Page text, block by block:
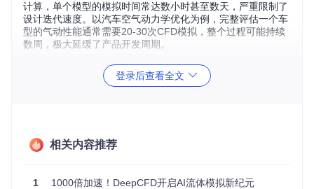
计算，单个模型的模拟时间常达数小时甚至数天，严重限制了
设计迭代速度。以汽车空气动力学优化为例，完整评估一个车
型的气动性能通常需要20-30次CFD模拟，整个过程可能持续
数周，极大延缓了产品开发周期。
多物理场耦合的复杂性
流体流动涉及速度场、压力场等多物理量的耦合求解，传统数
复杂流场的模拟也面临巨大挑战。
现代产品开发强调快速迭代，而传统CFD的长计算周期成为创
登录后查看全文
相关内容推荐
1 1000倍加速！DeepCFD开启AI流体模拟新纪元